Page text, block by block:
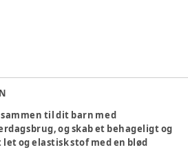
til dit barn med
og skab et behageligt og
og elastisk stof med en blød